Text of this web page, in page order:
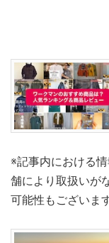
※記事内における
舗により取扱いが
可能性もございま